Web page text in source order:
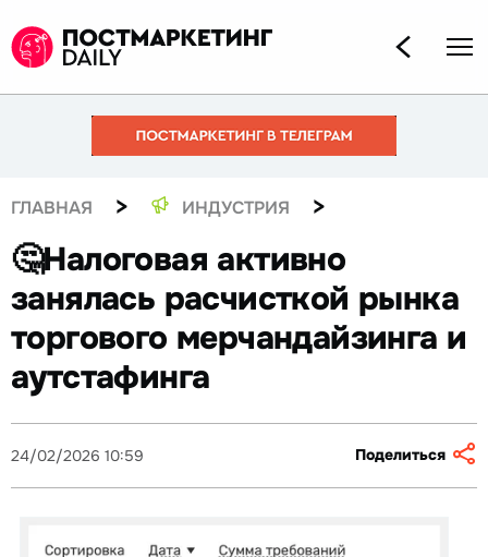
ГЛАВНАЯ > ИНДУСТРИЯ >
🤔Налоговая активно
занялась расчисткой рынка
торгового мерчандайзинга и
аутстафинга
24/02/2026 10:59 Поделиться